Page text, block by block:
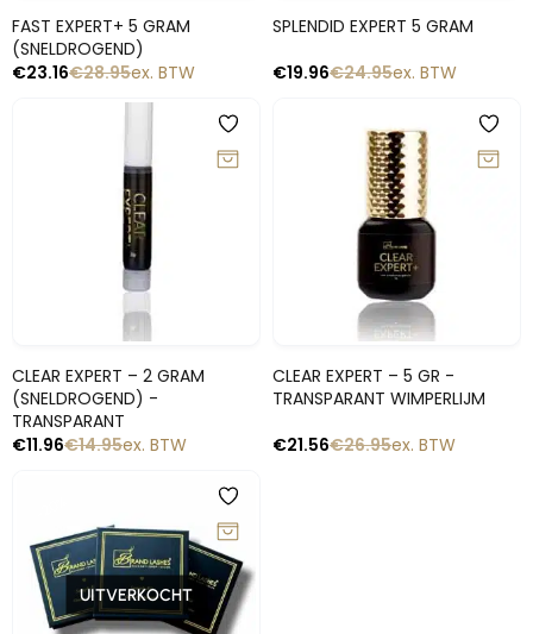
Snelle blik
FAST EXPERT+ 5 GRAM
(SNELDROGEND)
€28.95
€23.16 ex. BTW
Snelle blik
SPLENDID EXPERT 5 GRAM
€24.95
€19.96 ex. BTW
Snelle blik
CLEAR EXPERT – 2 GRAM
(SNELDROGEND) -
TRANSPARANT
€14.95
€11.96 ex. BTW
Snelle blik
CLEAR EXPERT – 5 GR -
TRANSPARANT WIMPERLIJM
€26.95
€21.56 ex. BTW
UITVERKOCHT